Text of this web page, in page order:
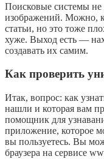
Поисковые системы не
изображений. Можно,
статьи, но это тоже
хуже. Выход есть —
создавать их самим.
Как проверить
Итак, вопрос: как
нашли и которая вам
помощник для
приложение, которое
вы пользуетесь. Вы
браузера на сервисе